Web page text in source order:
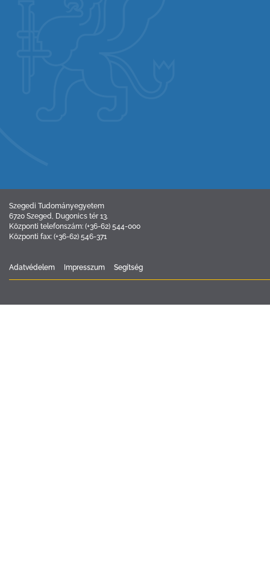
Szegedi Tudományegyetem
6720 Szeged, Dugonics tér 13.
Központi telefonszám: (+36-62) 544-000
Központi fax: (+36-62) 546-371
Adatvédelem Impresszum Segítség